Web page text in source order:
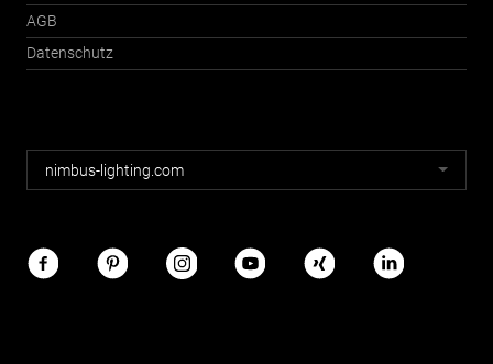
AGB
Datenschutz
Nimbus
Webseiten
nimbus-lighting.com
Nimbus
im